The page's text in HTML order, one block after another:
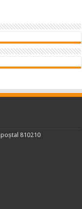
810210